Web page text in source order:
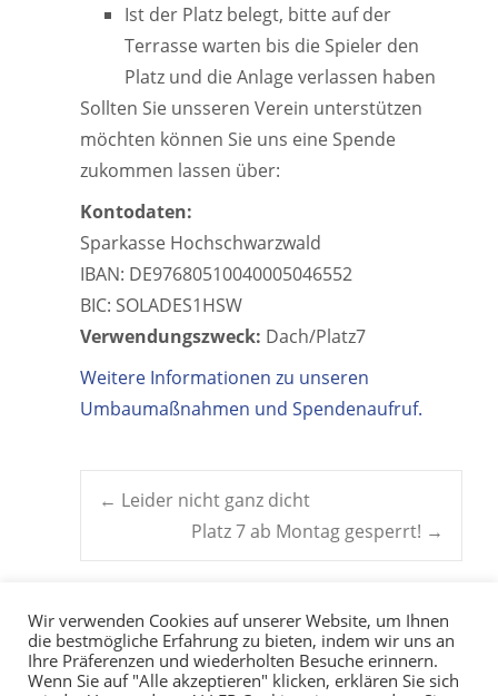
Ist der Platz belegt, bitte auf der
Terrasse warten bis die Spieler den
Platz und die Anlage verlassen haben
Sollten Sie unsseren Verein unterstützen
möchten können Sie uns eine Spende
zukommen lassen über:
Kontodaten:
Sparkasse Hochschwarzwald
IBAN: DE97680510040005046552
BIC: SOLADES1HSW
Verwendungszweck: Dach/Platz7
Weitere Informationen zu unseren
Umbaumaßnahmen und Spendenaufruf.
Post
navigation
← Leider nicht ganz dicht
Platz 7 ab Montag gesperrt! →
Wir verwenden Cookies auf unserer Website, um Ihnen
die bestmögliche Erfahrung zu bieten, indem wir uns an
Ihre Präferenzen und wiederholten Besuche erinnern.
Wenn Sie auf "Alle akzeptieren" klicken, erklären Sie sich